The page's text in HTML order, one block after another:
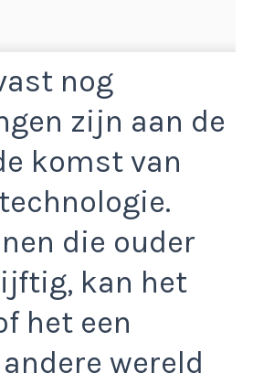
nog
zijn aan de
komst van
die ouder
kan het
het een
wereld